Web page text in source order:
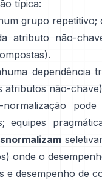
típica:
grupo repetitivo;
atributo não-
dependência
atributos não-
equipes
onde o
e desempenho de